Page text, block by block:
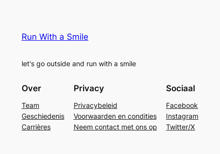
Run With a Smile
let's go outside and run with a smile
Over
Team
Geschiedenis
Carrières
Privacy
Privacybeleid
Voorwaarden en condities
Neem contact met ons op
Sociaal
Facebook
Instagram
Twitter/X